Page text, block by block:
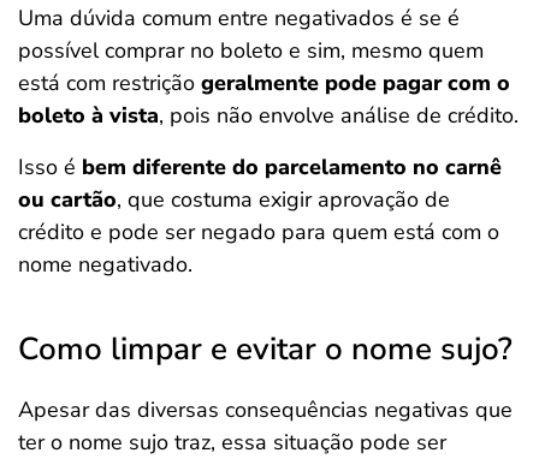
Uma dúvida comum entre negativados é se é
possível comprar no boleto e sim, mesmo quem
está com restrição geralmente pode pagar com o
boleto à vista, pois não envolve análise de crédito.
Isso é bem diferente do parcelamento no carnê
ou cartão, que costuma exigir aprovação de
crédito e pode ser negado para quem está com o
nome negativado.
Como limpar e evitar o nome sujo?
Apesar das diversas consequências negativas que
ter o nome sujo traz, essa situação pode ser